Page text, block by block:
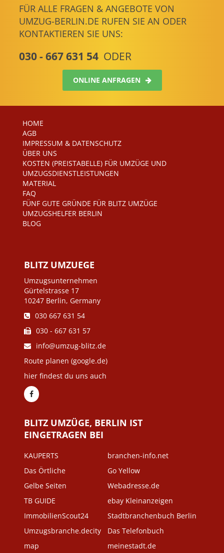
FÜR ALLE FRAGEN & ANGEBOTE VON
UMZUG-BERLIN.DE RUFEN SIE AN ODER
KONTAKTIEREN SIE UNS:
030 - 667 631 54 ODER
ONLINE ANFRAGEN
HOME
AGB
IMPRESSUM & DATENSCHUTZ
ÜBER UNS
KOSTEN (PREISTABELLE) FÜR UMZÜGE UND
UMZUGSDIENSTLEISTUNGEN
MATERIAL
FAQ
FÜNF GUTE GRÜNDE FÜR BLITZ UMZÜGE
UMZUGSHELFER BERLIN
BLOG
BLITZ UMZUEGE
Umzugsunternehmen
Gürtelstrasse 17
10247 Berlin, Germany
030 667 631 54
030 - 667 631 57
info@umzug-blitz.de
Route planen (google.de)
hier findest du uns auch
BLITZ UMZÜGE, BERLIN IST
EINGETRAGEN BEI
KAUPERTS
Das Örtliche
Gelbe Seiten
TB GUIDE
ImmobilienScout24
Umzugsbranche.decity
map
branchen-info.net
Go Yellow
Webadresse.de
ebay Kleinanzeigen
Stadtbranchenbuch Berlin
Das Telefonbuch
meinestadt.de